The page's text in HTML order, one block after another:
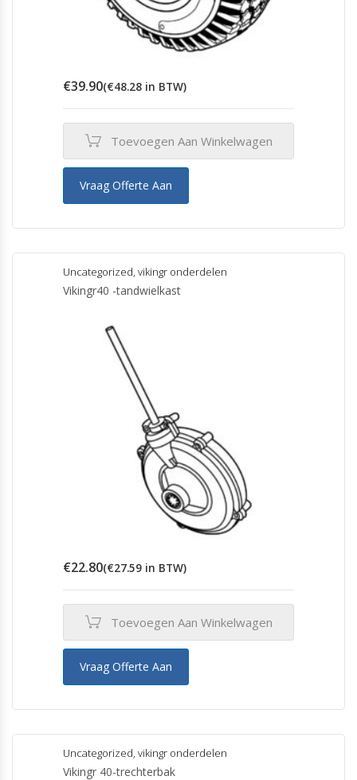
€39.90(€48.28 in BTW)
Toevoegen Aan Winkelwagen
Vraag Offerte Aan
Uncategorized, vikingr onderdelen
Vikingr40 -tandwielkast
€22.80(€27.59 in BTW)
Toevoegen Aan Winkelwagen
Vraag Offerte Aan
Uncategorized, vikingr onderdelen
Vikingr 40-trechterbak